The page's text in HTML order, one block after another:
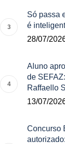
Só passa
é
28/07/
Aluno
de
Raffaello
13/07/
Concurso